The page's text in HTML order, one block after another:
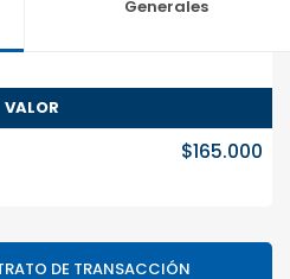
Generales
VALOR
$165.000
DE TRANSACCIÓN